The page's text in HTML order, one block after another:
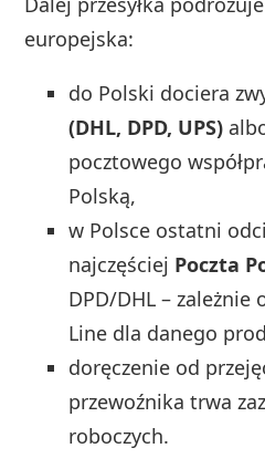
europejska:
do Polski dociera
(DHL, DPD, UPS)
pocztowego
Polską,
w Polsce ostatni
najczęściej Poczta
DPD/DHL –
Line dla danego
doręczenie od
przewoźnika trwa
roboczych.